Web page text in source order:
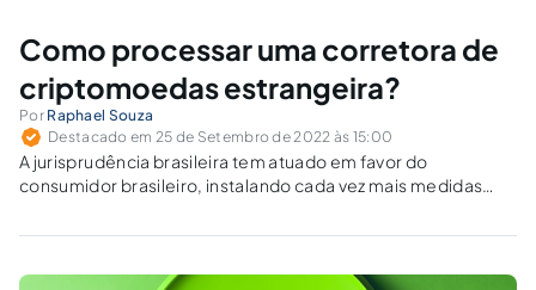
Como processar uma corretora de
criptomoedas estrangeira?
Por Raphael Souza
Destacado em 25 de Setembro de 2022 às 15:00
A jurisprudência brasileira tem atuado em favor do
consumidor brasileiro, instalando cada vez mais medidas
estrangeiras.